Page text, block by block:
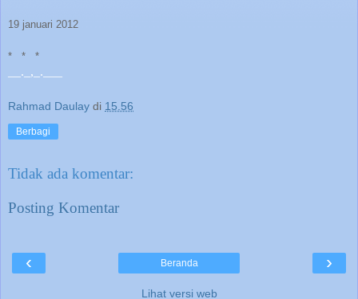
19 januari 2012
* * *
__._,_.___
Rahmad Daulay di 15.56
Berbagi
Tidak ada komentar:
Posting Komentar
‹ ›
Beranda
Lihat versi web